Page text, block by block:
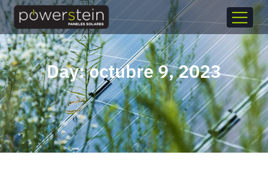
Day: octubre 9, 2023